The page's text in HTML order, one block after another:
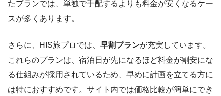
たプランでは、単独で手配するよりも料金が安くなるケー
スが多くあります。
さらに、HIS旅プロでは、 早割プランが充実しています。
これらのプランは、宿泊日が先になるほど料金が割安にな
る仕組みが採用されているため、早めに計画を立てる方に
は特におすすめです。サイト内では価格比較が簡単にでき